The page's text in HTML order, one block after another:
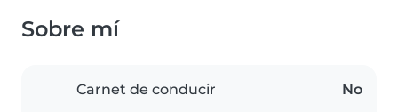
Sobre mí
Carnet de conducir No